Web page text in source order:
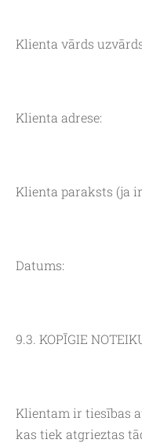
Klienta vārds
Klienta adrese:
Klienta paraksts (ja
Datums:
9.3. KOPĪGIE
Klientam ir tiesības
kas tiek atgrieztas